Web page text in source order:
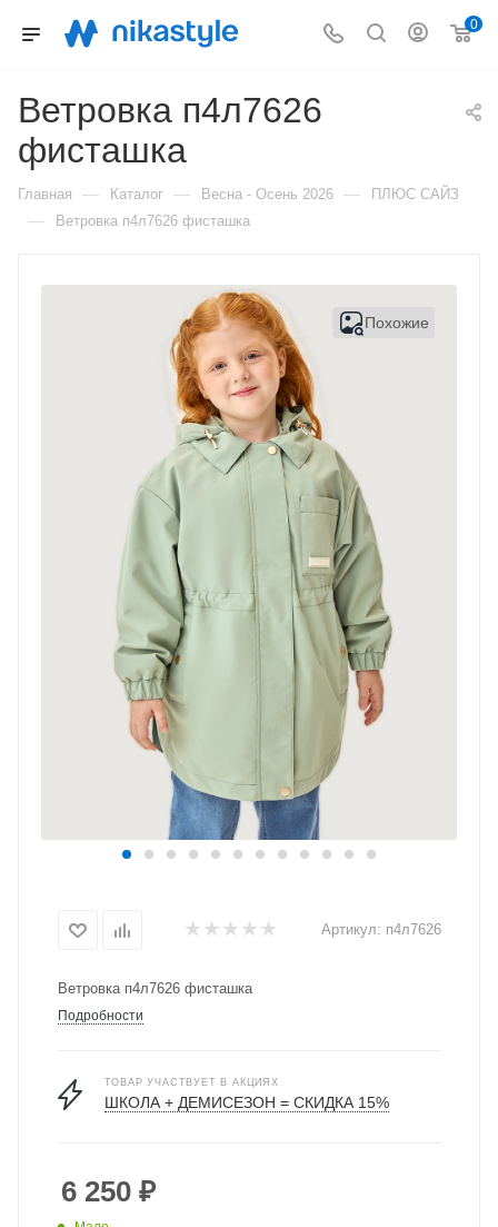
0
Ветровка п4л7626
фисташка
Главная — Каталог — Весна - Осень 2026 — ПЛЮС САЙЗ
— Ветровка п4л7626 фисташка
Похожие
Артикул: п4л7626
Ветровка п4л7626 фисташка
Подробности
ТОВАР УЧАСТВУЕТ В АКЦИЯХ
ШКОЛА + ДЕМИСЕЗОН = СКИДКА 15%
6 250₽